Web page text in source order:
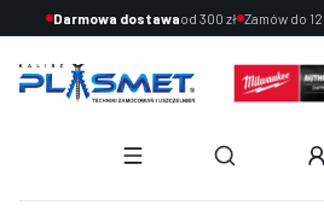
Darmowa dostawaod 300 zł Zamów do
Otwórz